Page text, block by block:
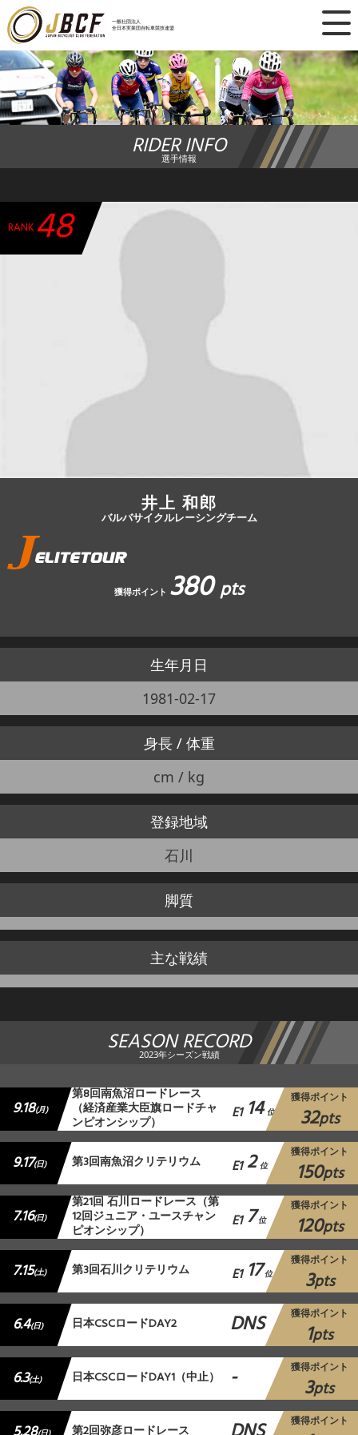
一般社団法人
全日本実業団自転車競技連盟
×
ニュース
レース日程
ランキング
チーム・選手
加盟・登録
エントリー
JBCF ROAD SERIESとは
RIDER INFO
選手情報
RANK48
井上 和郎
バルバサイクルレーシングチーム
獲得ポイント 380pts
生年月日
1981-02-17
身長 / 体重
cm / kg
登録地域
石川
脚質
主な戦績
SEASON RECORD
2023年シーズン戦績
9.18(月)
第8回南魚沼ロードレース
（経済産業大臣旗ロードチャ
ンピオンシップ） E1 14 位
獲得ポイント
32pts
9.17(日) 第3回南魚沼クリテリウム E1 2 位
獲得ポイント
150pts
7.16(日)
第21回 石川ロードレース（第
12回ジュニア・ユースチャン
ピオンシップ） E1 7 位
獲得ポイント
120pts
7.15(土) 第3回石川クリテリウム E1 17 位
獲得ポイント
3pts
6.4(日) 日本CSCロードDAY2 DNS 獲得ポイント
1pts
6.3(土) 日本CSCロードDAY1（中止） - 獲得ポイント
3pts
獲得ポイント